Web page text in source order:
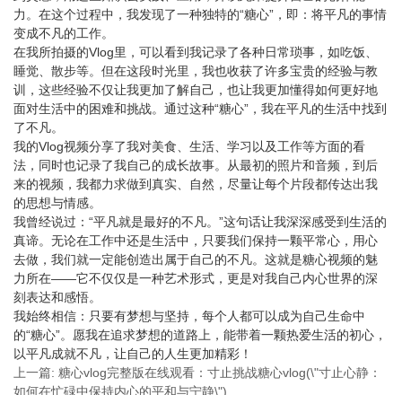
力。在这个过程中，我发现了一种独特的“糖心”，即：将平凡的事情
变成不凡的工作。
在我所拍摄的Vlog里，可以看到我记录了各种日常琐事，如吃饭、
睡觉、散步等。但在这段时光里，我也收获了许多宝贵的经验与教
训，这些经验不仅让我更加了解自己，也让我更加懂得如何更好地
面对生活中的困难和挑战。通过这种“糖心”，我在平凡的生活中找到
了不凡。
我的Vlog视频分享了我对美食、生活、学习以及工作等方面的看
法，同时也记录了我自己的成长故事。从最初的照片和音频，到后
来的视频，我都力求做到真实、自然，尽量让每个片段都传达出我
的思想与情感。
我曾经说过：“平凡就是最好的不凡。”这句话让我深深感受到生活的
真谛。无论在工作中还是生活中，只要我们保持一颗平常心，用心
去做，我们就一定能创造出属于自己的不凡。这就是糖心视频的魅
力所在——它不仅仅是一种艺术形式，更是对我自己内心世界的深
刻表达和感悟。
我始终相信：只要有梦想与坚持，每个人都可以成为自己生命中
的“糖心”。愿我在追求梦想的道路上，能带着一颗热爱生活的初心，
以平凡成就不凡，让自己的人生更加精彩！
上一篇: 糖心vlog完整版在线观看：寸止挑战糖心vlog(\"寸止心静：
如何在忙碌中保持内心的平和与宁静\")